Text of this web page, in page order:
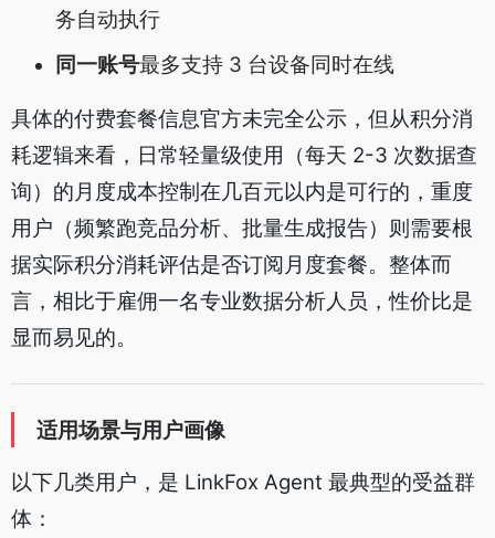
务自动执行
同一账号最多支持 3 台设备同时在线
具体的付费套餐信息官方未完全公示，但从积分消
耗逻辑来看，日常轻量级使用（每天 2-3 次数据查
询）的月度成本控制在几百元以内是可行的，重度
用户（频繁跑竞品分析、批量生成报告）则需要根
据实际积分消耗评估是否订阅月度套餐。整体而
言，相比于雇佣一名专业数据分析人员，性价比是
显而易见的。
适用场景与用户画像
以下几类用户，是 LinkFox Agent 最典型的受益群
体：